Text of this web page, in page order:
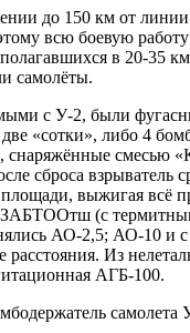
до 150 км от
всю боевую
в 20-35
самолёты.
с У-2, были
«сотки», либо 4
снаряжённые смесью
сброса взрыватель
выжигая всё
ЗАБТООтш (с
АО-2,5; АО-10 и
Из
АГБ-100.